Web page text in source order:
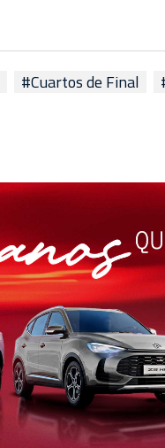
#Cuartos de Final